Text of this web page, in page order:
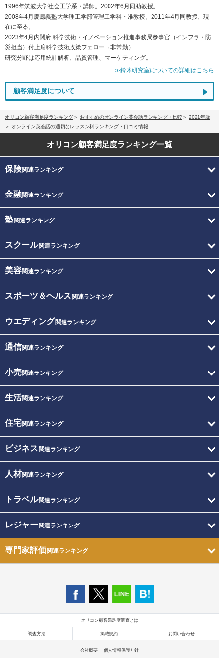
1996年筑波大学社会工学系・講師。2002年6月同助教授。
2008年4月慶應義塾大学理工学部管理工学科・准教授。2011年4月同教授、現
在に至る。
2023年4月内閣府 科学技術・イノベーション推進事務局参事官（インフラ・防
災担当）付上席科学技術政策フェロー（非常勤）
研究分野は応用統計解析、品質管理、マーケティング。
≫鈴木研究室についての詳細はこちら
顧客満足度について
オリコン顧客満足度ランキング おすすめのオンライン英会話ランキング・比較
2021年版
オンライン英会話の適切なレッスン料ランキング・口コミ情報
オリコン顧客満足度ランキング一覧
保険関連ランキング
金融関連ランキング
塾関連ランキング
スクール関連ランキング
美容関連ランキング
スポーツ＆ヘルス 関連ランキング
ウエディング関連ランキング
通信関連ランキング
小売関連ランキング
生活関連ランキング
住宅関連ランキング
ビジネス 関連ランキング
人材関連ランキング
トラベル関連ランキング
レジャー関連ランキング
専門家評価関連ランキング
オリコン顧客満足度調査とは
調査方法 掲載規約 お問い合わせ
会社概要 個人情報保護方針